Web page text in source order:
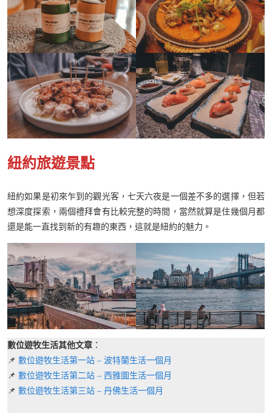
紐約旅遊景點
紐約如果是初來乍到的觀光客，七天六夜是一個差不多的選擇，但若
想深度探索，兩個禮拜會有比較完整的時間，當然就算是住幾個月都
還是能一直找到新的有趣的東西，這就是紐約的魅力。
數位遊牧生活其他文章 ：
📌 數位遊牧生活第一站 – 波特蘭生活一個月
📌 數位遊牧生活第二站 – 西雅圖生活一個月
📌 數位遊牧生活第三站 – 丹佛生活一個月